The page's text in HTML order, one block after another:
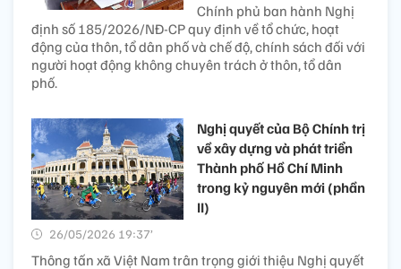
Chính phủ ban hành Nghị
định số 185/2026/NĐ-CP quy định về tổ chức, hoạt
động của thôn, tổ dân phố và chế độ, chính sách đối với
người hoạt động không chuyên trách ở thôn, tổ dân
phố.
Nghị quyết của Bộ Chính trị
về xây dựng và phát triển
Thành phố Hồ Chí Minh
trong kỷ nguyên mới (phần
II)
26/05/2026 19:37’
Thông tấn xã Việt Nam trân trọng giới thiệu Nghị quyết